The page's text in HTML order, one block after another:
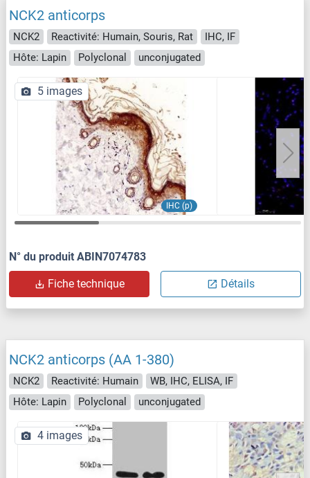
NCK2 anticorps
NCK2 Reactivité: Humain, Souris, Rat
IHC, IF
Hôte: Lapin
Polyclonal unconjugated
IHC (p)
5 images
N° du produit ABIN7074783
Fiche technique Détails
NCK2 anticorps (AA 1-380)
NCK2 Reactivité: Humain
WB, IHC, ELISA, IF
Hôte: Lapin
Polyclonal unconjugated
4 images